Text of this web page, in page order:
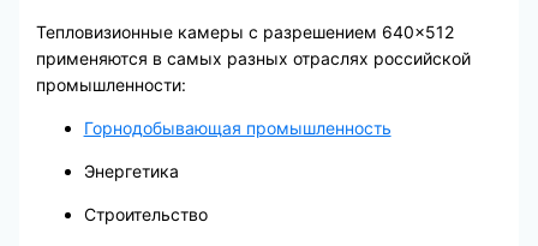
Тепловизионные камеры с разрешением 640×512
применяются в самых разных отраслях российской
промышленности:
Горнодобывающая промышленность
Энергетика
Строительство